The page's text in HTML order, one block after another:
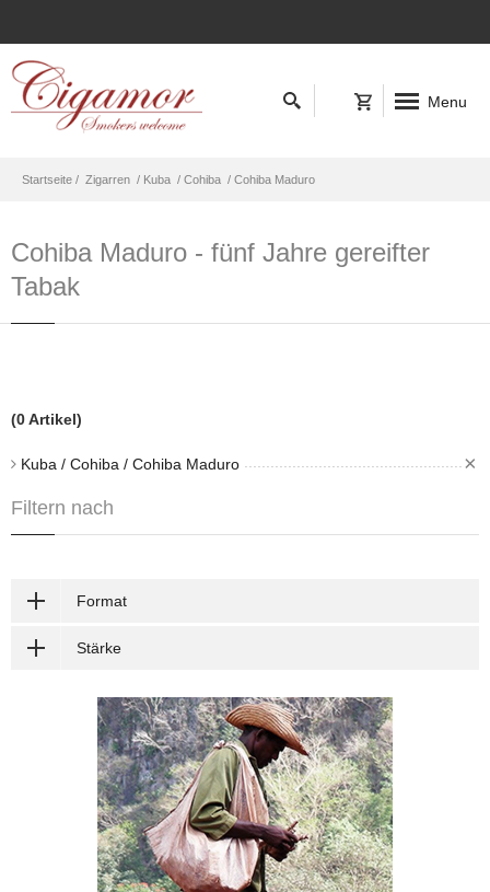
Menu
Startseite / Zigarren / Kuba / Cohiba / Cohiba Maduro
Cohiba Maduro - fünf Jahre gereifter
Tabak
(0 Artikel)
Kuba / Cohiba / Cohiba Maduro ×
Filtern nach
Format
Stärke